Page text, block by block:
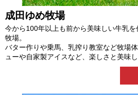
成田ゆめ牧場
今から100年以上も前から美味しい牛乳
牧場。
バター作りや乗馬、乳搾り教室など牧場
ューや自家製アイスなど、楽しさと美味